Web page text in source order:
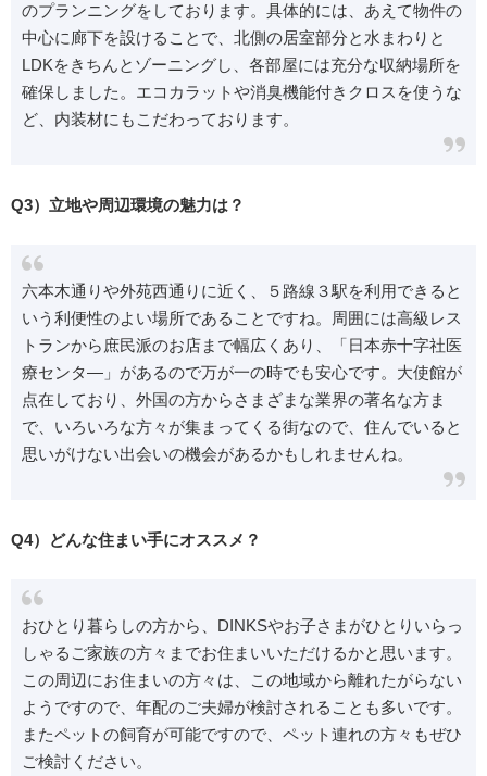
のプランニングをしております。具体的には、あえて物件の
中心に廊下を設けることで、北側の居室部分と水まわりと
LDKをきちんとゾーニングし、各部屋には充分な収納場所を
確保しました。エコカラットや消臭機能付きクロスを使うな
ど、内装材にもこだわっております。
Q3）立地や周辺環境の魅力は？
六本木通りや外苑西通りに近く、５路線３駅を利用できると
いう利便性のよい場所であることですね。周囲には高級レス
トランから庶民派のお店まで幅広くあり、「日本赤十字社医
療センタ―」があるので万が一の時でも安心です。大使館が
点在しており、外国の方からさまざまな業界の著名な方ま
で、いろいろな方々が集まってくる街なので、住んでいると
思いがけない出会いの機会があるかもしれませんね。
Q4）どんな住まい手にオススメ？
おひとり暮らしの方から、DINKSやお子さまがひとりいらっ
しゃるご家族の方々までお住まいいただけるかと思います。
この周辺にお住まいの方々は、この地域から離れたがらない
ようですので、年配のご夫婦が検討されることも多いです。
またペットの飼育が可能ですので、ペット連れの方々もぜひ
ご検討ください。